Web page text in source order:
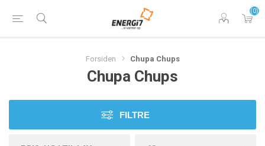
(0)
Forsiden Chupa Chups
Chupa Chups
FILTRE